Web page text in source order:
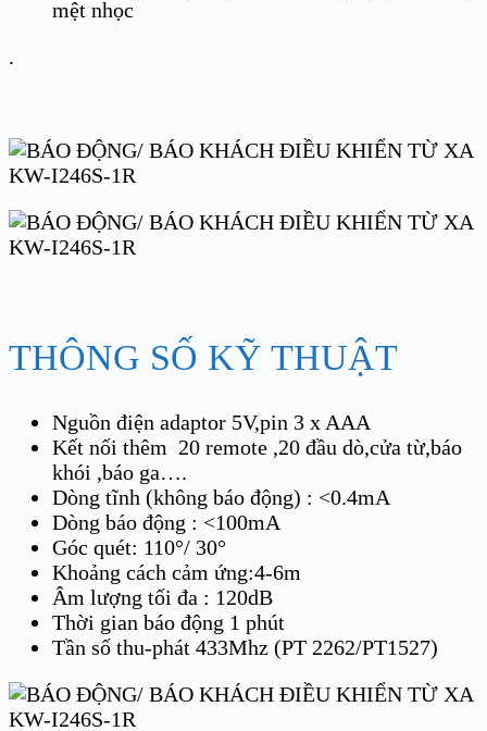
mệt nhọc
.
THÔNG SỐ KỸ THUẬT
Nguồn điện adaptor 5V,pin 3 x AAA
Kết nối thêm 20 remote ,20 đầu dò,cửa từ,báo
khói ,báo ga….
Dòng tĩnh (không báo động) : <0.4mA
Dòng báo động : <100mA
Góc quét: 110°/ 30°
Khoảng cách cảm ứng:4-6m
Âm lượng tối đa : 120dB
Thời gian báo động 1 phút
Tần số thu-phát 433Mhz (PT 2262/PT1527)